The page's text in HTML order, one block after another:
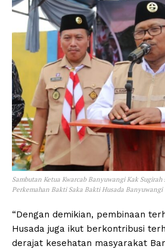
Sambutan Ketua Kwarcab Banyuwangi Kak Sugirah
Perkemahan Bakti Saka Bakti Husada Banyuwangi
“Dengan demikian, pembinaan
Husada juga ikut berkontribusi
derajat kesehatan masyarakat